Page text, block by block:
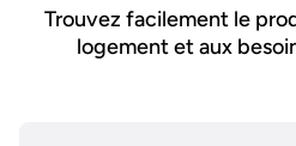
Trouvez facilement le
logement et aux